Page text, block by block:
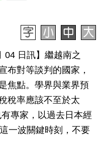
04 日訊】繼越南之
布對等談判的國家，
焦點。學界與業界預
稅率應該不至於太
專家，以過去日本經
一波關鍵時刻，不要